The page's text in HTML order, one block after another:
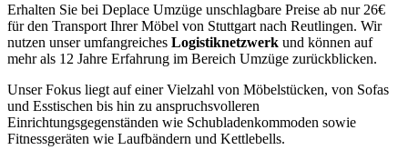
Erhalten Sie bei Deplace Umzüge unschlagbare Preise ab nur 26€
für den Transport Ihrer Möbel von Stuttgart nach Reutlingen. Wir
nutzen unser umfangreiches Logistiknetzwerk und können auf
mehr als 12 Jahre Erfahrung im Bereich Umzüge zurückblicken.
Unser Fokus liegt auf einer Vielzahl von Möbelstücken, von Sofas
und Esstischen bis hin zu anspruchsvolleren
Einrichtungsgegenständen wie Schubladenkommoden sowie
Fitnessgeräten wie Laufbändern und Kettlebells.